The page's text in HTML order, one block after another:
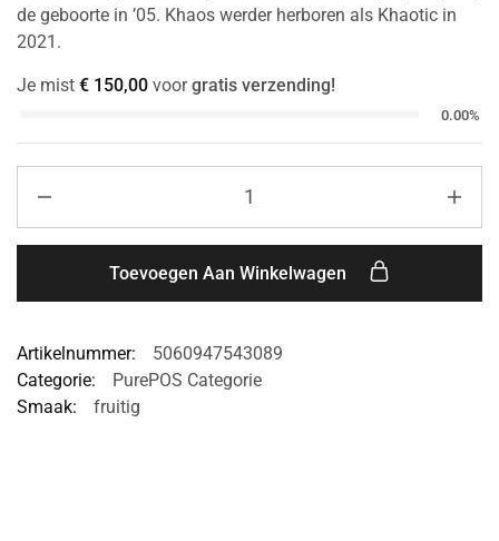
de geboorte in ’05. Khaos werder herboren als Khaotic in
2021.
Je mist € 150,00 voorgratis verzending!
0.00%
Toevoegen Aan Winkelwagen
Artikelnummer:
5060947543089
Categorie:
PurePOS Categorie
Smaak:
fruitig